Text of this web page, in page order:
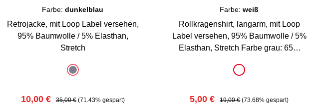
Farbe:dunkelblau
Retrojacke, mit Loop Label versehen,
95% Baumwolle / 5% Elasthan,
Stretch
auswählendunkelblau
(Diese Option ist zurzeit nicht verfügbar.)
Verkaufspreis:
10,00 € Regulärer Preis:
35,00 € (71.43% gespart)
Farbe:weiß
Rollkragenshirt, langarm, mit Loop
Label versehen, 95% Baumwolle / 5%
Elasthan, Stretch Farbe grau: 65%
auswählen
weiß
Verkaufspreis:
5,00 € Regulärer Preis:
19,00 € (73.68% gespart)